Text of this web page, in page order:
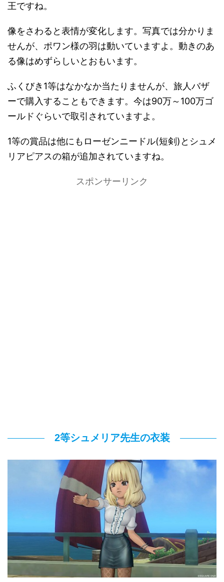
王ですね。
像をさわると表情が変化します。写真では分かりま
せんが、ポワン様の羽は動いていますよ。動きのあ
る像はめずらしいとおもいます。
ふくびき1等はなかなか当たりませんが、旅人バザ
ーで購入することもできます。今は90万～100万ゴ
ールドぐらいで取引されていますよ。
1等の賞品は他にもローゼンニードル(短剣)とシュメ
リアピアスの箱が追加されていますね。
スポンサーリンク
2等シュメリア先生の衣装